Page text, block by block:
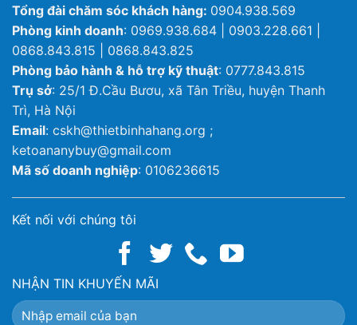
Tổng đài chăm sóc khách hàng: 0904.938.569
Phòng kinh doanh: 0969.938.684 | 0903.228.661 |
0868.843.815 | 0868.843.825
Phòng bảo hành & hỗ trợ kỹ thuật: 0777.843.815
Trụ sở: 25/1 Đ.Cầu Bươu, xã Tân Triều, huyện Thanh
Trì, Hà Nội
Email: cskh@thietbinhahang.org ;
ketoananybuy@gmail.com
Mã số doanh nghiệp: 0106236615
Kết nối với chúng tôi
NHẬN TIN KHUYẾN MÃI